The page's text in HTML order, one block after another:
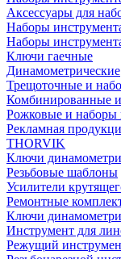
Аксессуары для
Наборы
Наборы
Ключи гаечные
Динамометрические
Трещоточные и
Комбинированные
Рожковые и наборы
Рекламная
THORVIK
Ключи
Резьбовые шаблоны
Усилители
Ремонтные
Ключи
Инструмент для
Режущий